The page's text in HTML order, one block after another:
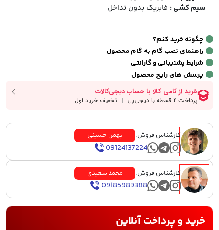
سیم کشی : فابریک بدون تداخل
چگونه خرید کنم؟
راهنمای نصب گام به گام محصول
شرایط پشتیبانی و گارانتی
پرسش های رایج محصول
کارشناس فروش: بهمن حسینی
09124137224
کارشناس فروش: محمد سعیدی
09185989388
خرید و پرداخت آنلاین